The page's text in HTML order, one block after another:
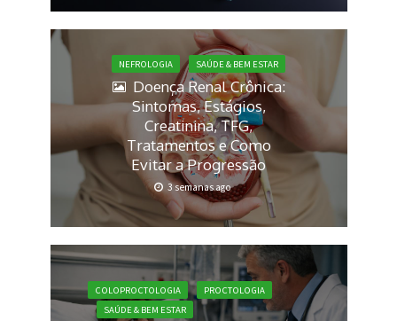
NEFROLOGIA SAÚDE & BEM ESTAR
Doença Renal Crônica:
Sintomas, Estágios,
Creatinina, TFG,
Tratamentos e Como
Evitar a Progressão
3 semanas ago
COLOPROCTOLOGIA
PROCTOLOGIA
SAÚDE & BEM ESTAR